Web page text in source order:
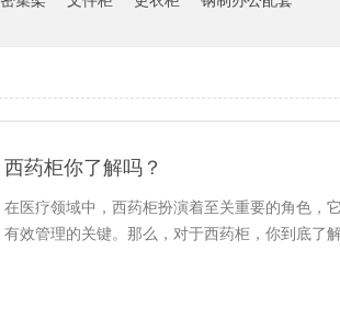
西药柜你了解吗？
在医疗领域中，西药柜扮演着至关重要的角色，
有效管理的关键。那么，对于西药柜，你到底了